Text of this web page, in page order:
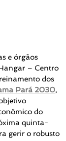
e órgãos
– Centro
dos
Pará 2030,
do
quinta-
gerir o robusto